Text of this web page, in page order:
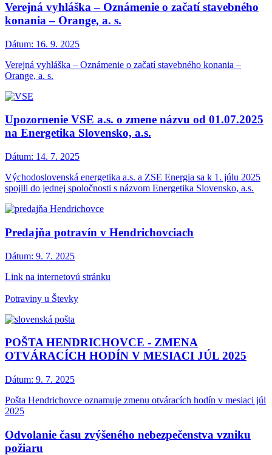
Verejná vyhláška – Oznámenie o začatí stavebného
konania – Orange, a. s.
Dátum: 16. 9. 2025
Verejná vyhláška – Oznámenie o začatí stavebného konania –
Orange, a. s.
Upozornenie VSE a.s. o zmene názvu od 01.07.2025
na Energetika Slovensko, a.s.
Dátum: 14. 7. 2025
Východoslovenská energetika a.s. a ZSE Energia sa k 1. júlu 2025
spojili do jednej spoločnosti s názvom Energetika Slovensko, a.s.
Predajňa potravín v Hendrichovciach
Dátum: 9. 7. 2025
Link na internetovú stránku
Potraviny u Števky
POŠTA HENDRICHOVCE - ZMENA
OTVÁRACÍCH HODÍN V MESIACI JÚL 2025
Dátum: 9. 7. 2025
Pošta Hendrichovce oznamuje zmenu otváracích hodín v mesiaci júl
2025
Odvolanie času zvýšeného nebezpečenstva vzniku
požiaru